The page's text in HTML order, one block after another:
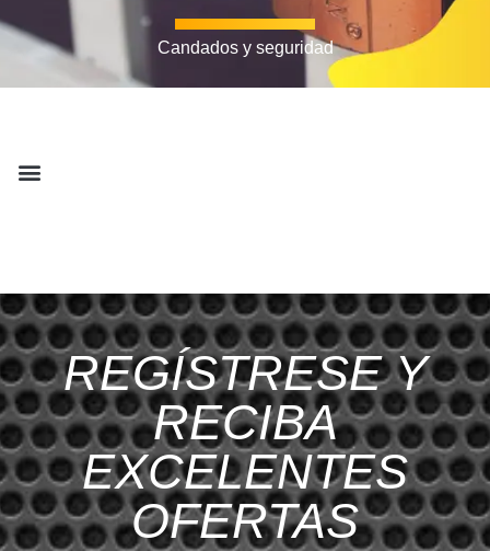
Candados y seguridad
REGÍSTRESE Y
RECIBA
EXCELENTES
OFERTAS